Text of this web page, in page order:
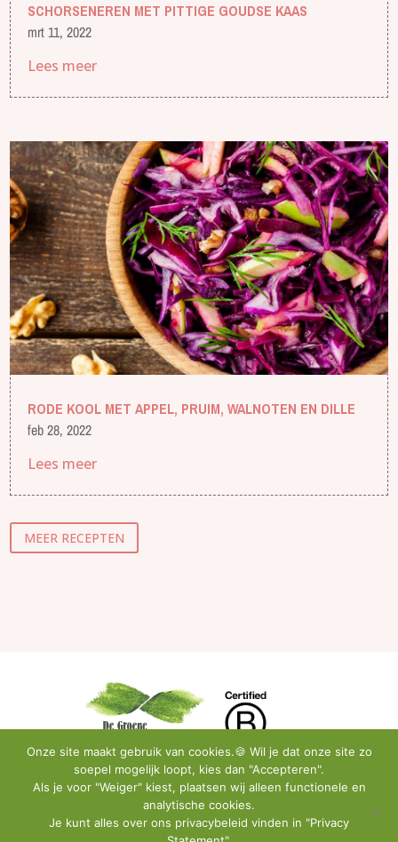
SCHORSENEREN MET PITTIGE GOUDSE KAAS
mrt 11, 2022
Lees meer
RODE KOOL MET APPEL, PRUIM, WALNOTEN EN DILLE
feb 28, 2022
Lees meer
MEER RECEPTEN
•Instagram •Facebook
Onze site maakt gebruik van cookies.🍪 Wil je dat onze site zo
soepel mogelijk loopt, kies dan "Accepteren".
Als je voor "Weiger" kiest, plaatsen wij alleen functionele en
analytische cookies.
Je kunt alles over ons privacybeleid vinden in "Privacy